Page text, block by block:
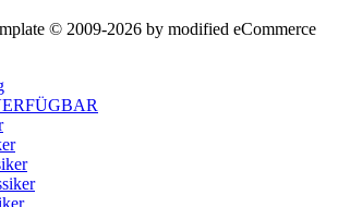
© 2009-2026 by modified eCommerce